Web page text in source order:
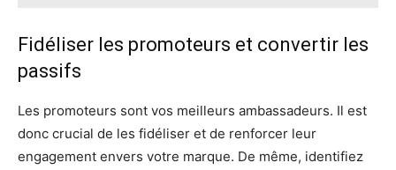
Fidéliser les promoteurs et convertir les
passifs
Les promoteurs sont vos meilleurs ambassadeurs. Il est
donc crucial de les fidéliser et de renforcer leur
engagement envers votre marque. De même, identifiez